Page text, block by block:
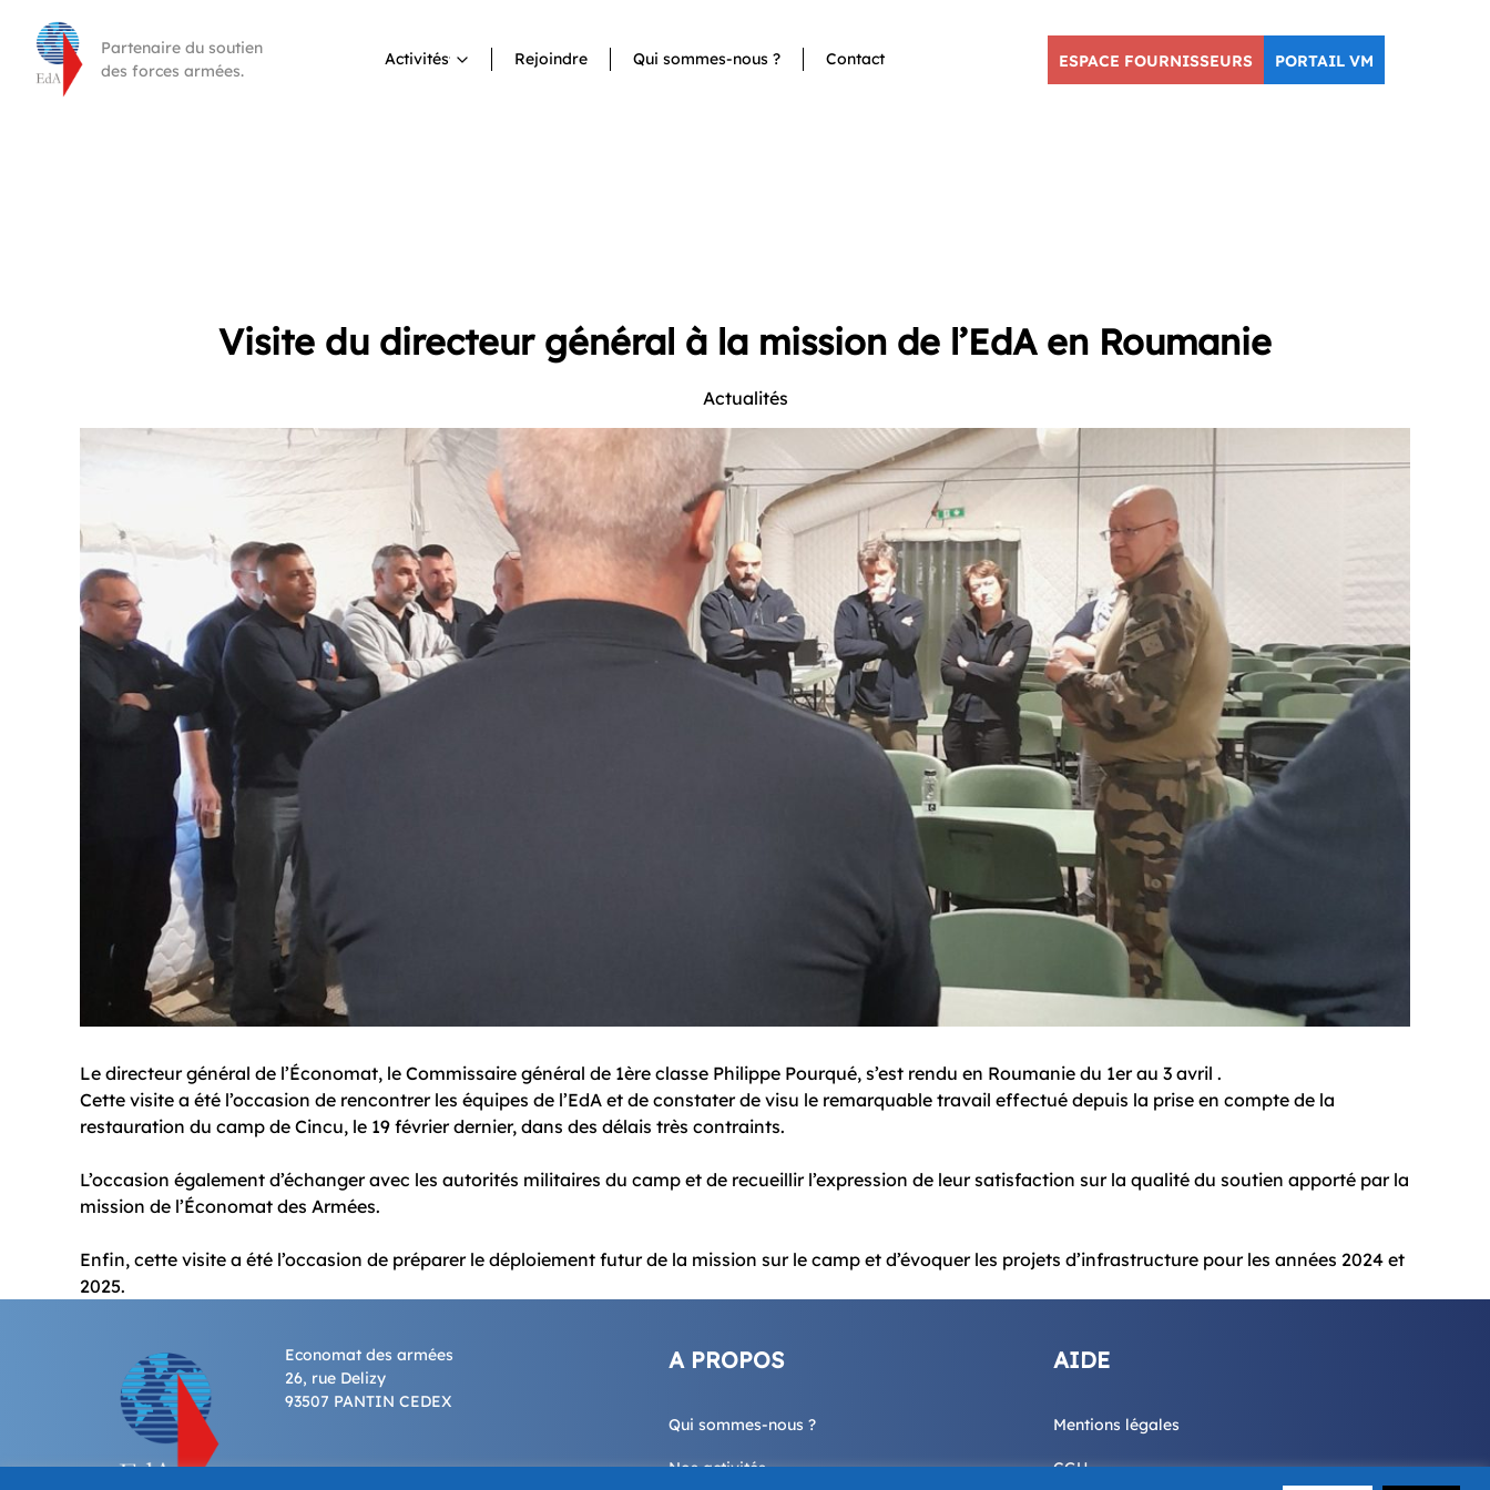
Partenaire du soutien
des forces armées.
Activités Rejoindre Qui sommes-nous ? Contact ESPACE FOURNISSEURS PORTAIL VM
Visite du directeur général à la mission de l’EdA en Roumanie
Actualités
Le directeur général de l’Économat, le Commissaire général de 1ère classe Philippe Pourqué, s’est rendu en Roumanie du 1er au 3 avril .
Cette visite a été l’occasion de rencontrer les équipes de l’EdA et de constater de visu le remarquable travail effectué depuis la prise en compte de la
restauration du camp de Cincu, le 19 février dernier, dans des délais très contraints.
L’occasion également d’échanger avec les autorités militaires du camp et de recueillir l’expression de leur satisfaction sur la qualité du soutien apporté par la
mission de l’Économat des Armées.
Enfin, cette visite a été l’occasion de préparer le déploiement futur de la mission sur le camp et d’évoquer les projets d’infrastructure pour les années 2024 et
2025.
Economat des armées
26, rue Delizy
93507 PANTIN CEDEX
A PROPOS
Qui sommes-nous ?
Nos activités
AIDE
Mentions légales
CGU